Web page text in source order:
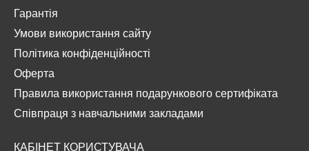
Гарантія
Умови використання сайту
Політика конфіденційності
Оферта
Правила використання подарункового сертифіката
Співпраця з навчальними закладами
КАБІНЕТ КОРИСТУВАЧА